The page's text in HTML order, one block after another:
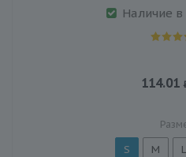
Наличие
114.01
S M